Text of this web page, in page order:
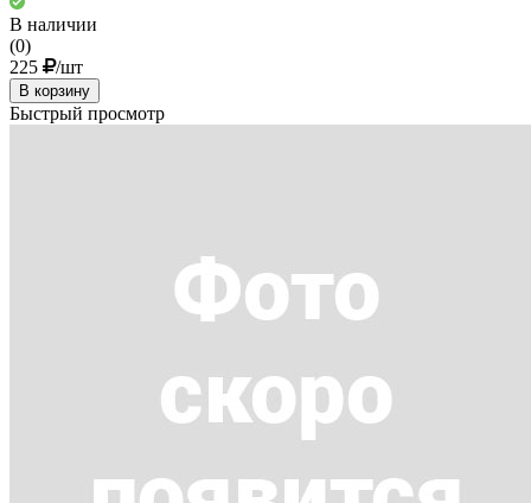
В наличии
(0)
225
/шт
В корзину
Быстрый просмотр